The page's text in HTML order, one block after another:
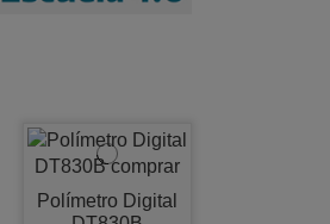
Polímetro Digital